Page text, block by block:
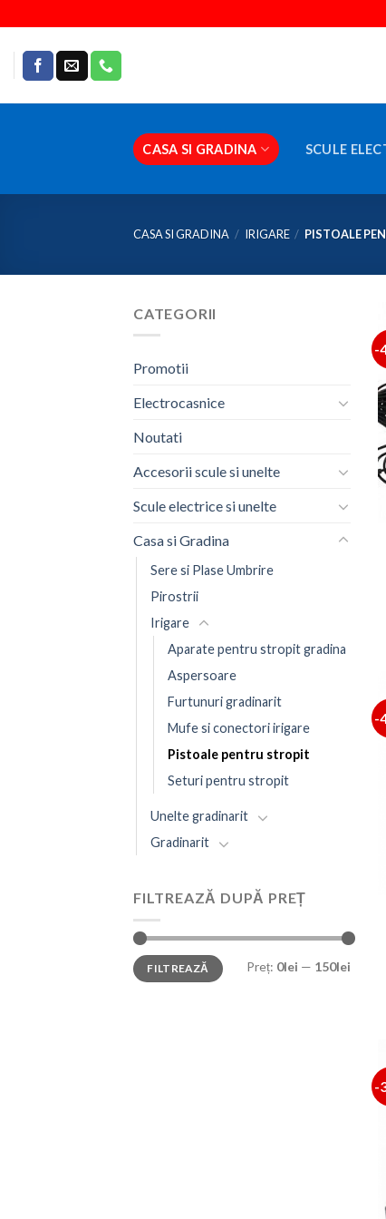
to
content
CASA SI GRADINA SCULE
CASA SI GRADINA / IRIGARE / PISTOALE
CATEGORII
Promotii
Electrocasnice
Noutati
Accesorii scule si unelte
Scule electrice si unelte
Casa si Gradina
Sere si Plase Umbrire
Pirostrii
Irigare
Aparate pentru stropit gradina
Aspersoare
Furtunuri gradinarit
Mufe si conectori irigare
Pistoale pentru stropit
Seturi pentru stropit
Unelte gradinarit
Gradinarit
FILTREAZĂ DUPĂ PREȚ
Preț
minim
Preț
maxim
FILTREAZĂ Preț: 0lei — 150lei
-
-
-